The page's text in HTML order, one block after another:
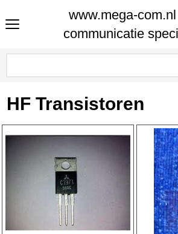
www.mega-
communicatie
HF Transistoren